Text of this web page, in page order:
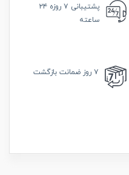
پشتیبانی
۷ روزه ۲۴
ساعته
۷ روز ضمانت بازگشت